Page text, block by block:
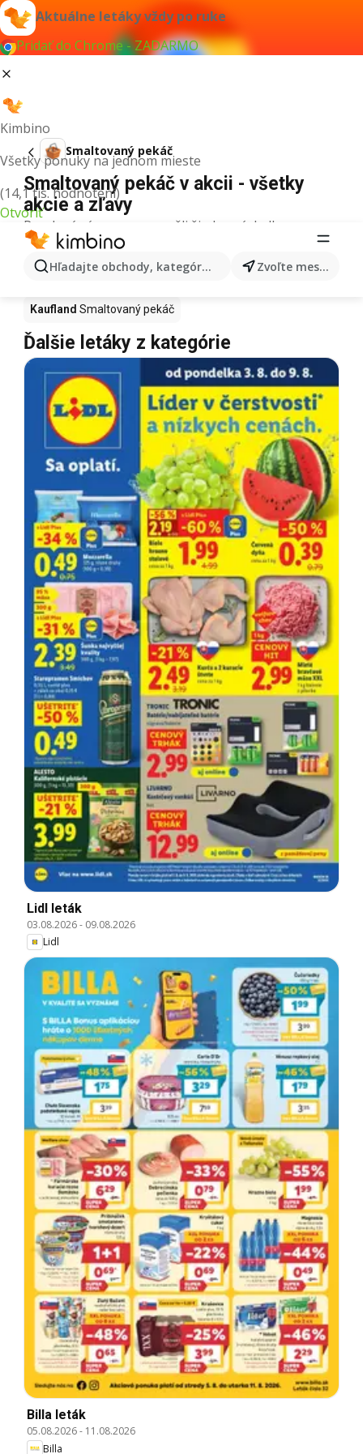
Aktuálne letáky vždy po ruke
Pridať do Chrome - ZADARMO
Kimbino
Všetky ponuky na jednom mieste
(14,1 tis. hodnotení)
Otvoriť
Hľadajte obchody, kategórie, produkty... Zvoľte mesto
Smaltovaný pekáč
Smaltovaný pekáč v akcii - všetky
akcie a zľavy
Pre daný výraz sme nenašli žiadne výsledky.
Smaltovaný pekáč v akcii - Kde kúpiť?
Tesco Smaltovaný pekáč Lidl Smaltovaný pekáč
Kaufland Smaltovaný pekáč
Ďalšie letáky z kategórie
Lidl leták
03.08.2026- 09.08.2026
Lidl
Billa leták
05.08.2026- 11.08.2026
Billa